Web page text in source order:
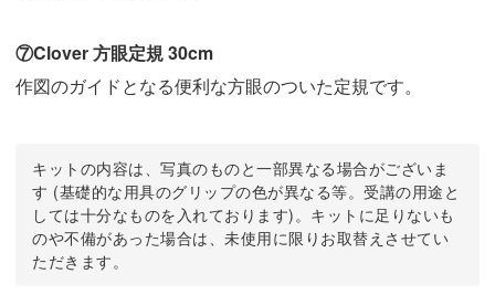
⑦Clover 方眼定規 30cm
作図のガイドとなる便利な方眼のついた定規です。
キットの内容は、写真のものと一部異なる場合がございま
す (基礎的な用具のグリップの色が異なる等。受講の用途と
しては十分なものを入れております)。キットに足りないも
のや不備があった場合は、未使用に限りお取替えさせてい
ただきます。